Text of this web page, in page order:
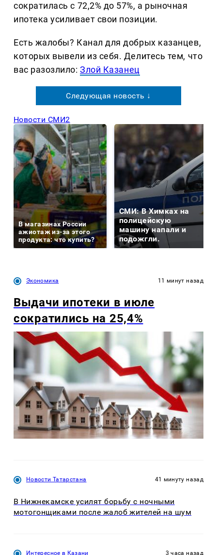
сократилась с 72,2% до 57%, а рыночная
ипотека усиливает свои позиции.
Есть жалобы? Канал для добрых казанцев,
которых вывели из себя. Делитеcь тем, что
вас разозлило:Злой Казанец
Следующая новость ↓
Новости СМИ2
В магазинах России
ажиотаж из-за этого
продукта: что купить?
СМИ: В Химках на
полицейскую
машину напали и
подожгли.
Экономика 11 минут назад
Выдачи ипотеки в июле
сократились на 25,4%
Новости Татарстана 41 минуту назад
В Нижнекамске усилят борьбу с ночными
мотогонщиками после жалоб жителей на шум
Интересное в Казани 3 часа назад